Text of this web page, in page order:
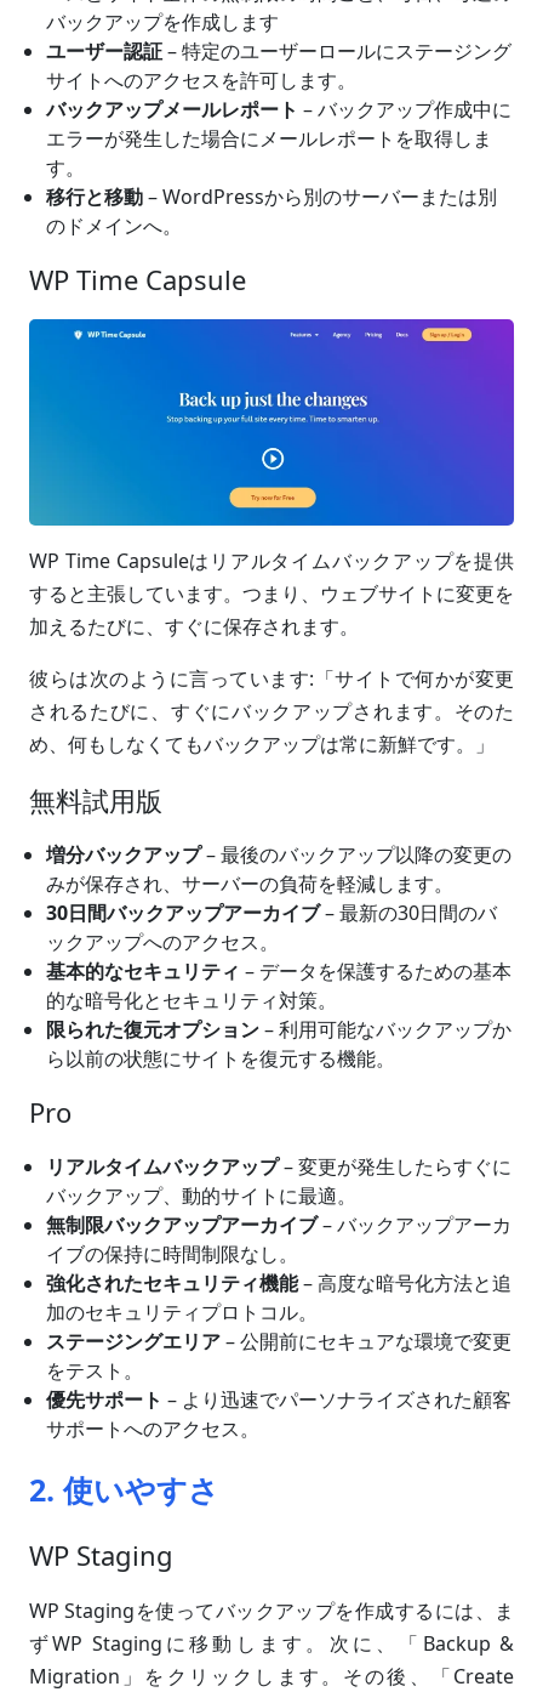
バックアップを作成します
ユーザー認証– 特定のユーザーロールにステージング
サイトへのアクセスを許可します。
バックアップメールレポート – バックアップ作成中に
エラーが発生した場合にメールレポートを取得しま
す。
移行と移動– WordPressから別のサーバーまたは別
のドメインへ。
WP Time Capsule
WP Time Capsuleはリアルタイムバックアップを提供
すると主張しています。つまり、ウェブサイトに変更を
加えるたびに、すぐに保存されます。
彼らは次のように言っています:「サイトで何かが変更
されるたびに、すぐにバックアップされます。そのた
め、何もしなくてもバックアップは常に新鮮です。」
無料試用版
増分バックアップ– 最後のバックアップ以降の変更の
みが保存され、サーバーの負荷を軽減します。
30日間バックアップアーカイブ– 最新の30日間のバ
ックアップへのアクセス。
基本的なセキュリティ – データを保護するための基本
的な暗号化とセキュリティ対策。
限られた復元オプション– 利用可能なバックアップか
ら以前の状態にサイトを復元する機能。
Pro
リアルタイムバックアップ– 変更が発生したらすぐに
バックアップ、動的サイトに最適。
無制限バックアップアーカイブ– バックアップアーカ
イブの保持に時間制限なし。
強化されたセキュリティ機能– 高度な暗号化方法と追
加のセキュリティプロトコル。
ステージングエリア– 公開前にセキュアな環境で変更
をテスト。
優先サポート – より迅速でパーソナライズされた顧客
サポートへのアクセス。
2. 使いやすさ
WP Staging
WP Stagingを使ってバックアップを作成するには、ま
ずWP Stagingに移動します。次に、「Backup &
Migration」をクリックします。その後、「Create